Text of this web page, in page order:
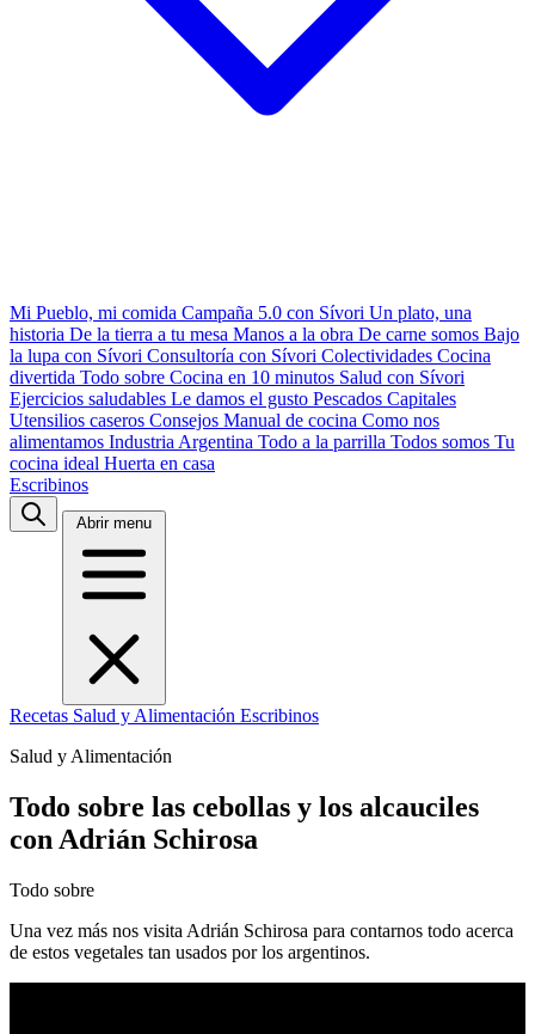
Mi Pueblo, mi comida Campaña 5.0 con Sívori Un plato, una
historia De la tierra a tu mesa Manos a la obra De carne somos Bajo
la lupa con Sívori Consultoría con Sívori Colectividades Cocina
divertida Todo sobre Cocina en 10 minutos Salud con Sívori
Ejercicios saludables Le damos el gusto Pescados Capitales
Utensilios caseros Consejos Manual de cocina Como nos
alimentamos Industria Argentina Todo a la parrilla Todos somos Tu
cocina ideal Huerta en casa
Escribinos
Abrir menu
Recetas Salud y Alimentación Escribinos
Salud y Alimentación
Todo sobre las cebollas y los alcauciles
con Adrián Schirosa
Todo sobre
Una vez más nos visita Adrián Schirosa para contarnos todo acerca
de estos vegetales tan usados por los argentinos.